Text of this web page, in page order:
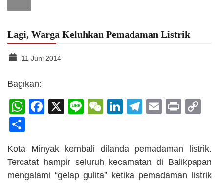
Lagi, Warga Keluhkan Pemadaman Listrik
11 Juni 2014
Bagikan:
WhatsApp
Facebook
X LineWeChat
LinkedIn
Telegram
Email
Print
Kota Minyak kembali dilanda pemadaman listrik.
Tercatat hampir seluruh kecamatan di Balikpapan
mengalami “gelap gulita” ketika pemadaman listrik